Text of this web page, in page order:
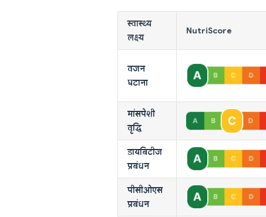
स्वास्थ्य
लक्ष्य
NutriScore
वजन
घटाना
मांसपेशी
वृद्धि
डायबिटीज
प्रबंधन
पीसीओएस
प्रबंधन